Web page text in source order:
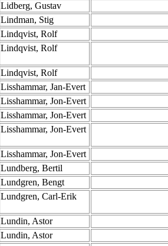
Lidberg, Gustav
Lindman, Stig
Lindqvist, Rolf
Lindqvist, Rolf
Lindqvist, Rolf
Lisshammar, Jan-Evert
Lisshammar, Jon-Evert
Lisshammar, Jon-Evert
Lisshammar, Jon-Evert
Lisshammar, Jon-Evert
Lundberg, Bertil
Lundgren, Bengt
Lundgren, Carl-Erik
Lundin, Astor
Lundin, Astor